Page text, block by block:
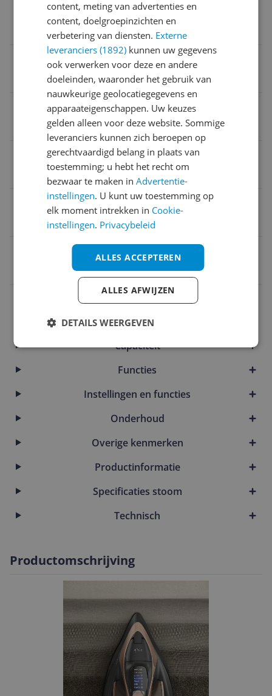
Temperatuur- en stroomkeuze
Automatisch
Verticaal strijken
Type antikalksysteem
Met kalkverzamelaar
Inhoud waterreservoir
Stoomproductie per minuut
85 g/min
3121040089040
Algemeen
Bijgeleverde accessoires en toebehoren
Capaciteit
Functies
Instellingen en functies
Onderhoud
Overige kenmerken
Productinformatie
Specificaties stoom
Technisch
Productomschrijving
content, meting van advertenties en
content, doelgroepinzichten en
verbetering van diensten. Externe
leveranciers (1892) kunnen uw gegevens
ook verwerken voor deze en andere
doeleinden, waaronder het gebruik van
nauwkeurige geolocatiegegevens en
apparaateigenschappen. Uw keuzes
gelden alleen voor deze website. Sommige
leveranciers kunnen zich beroepen op
gerechtvaardigd belang in plaats van
toestemming; u hebt het recht om
bezwaar te maken inAdvertentie-
instellingen. U kunt uw toestemming op
elk moment intrekken in Cookie-
instellingen. Privacybeleid
ALLES ACCEPTEREN
ALLES AFWIJZEN
DETAILS WEERGEVEN